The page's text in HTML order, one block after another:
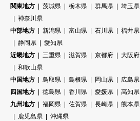
関東地方
茨城県 栃木県 群馬県 埼玉県
神奈川県
中部地方
新潟県 富山県 石川県 福井県
静岡県
愛知県
近畿地方
三重県 滋賀県 京都府 大阪府
和歌山県
中国地方
鳥取県 島根県 岡山県 広島県
四国地方
徳島県 香川県 愛媛県
高知県
九州地方
福岡県 佐賀県 長崎県 熊本県
鹿児島県
沖縄県